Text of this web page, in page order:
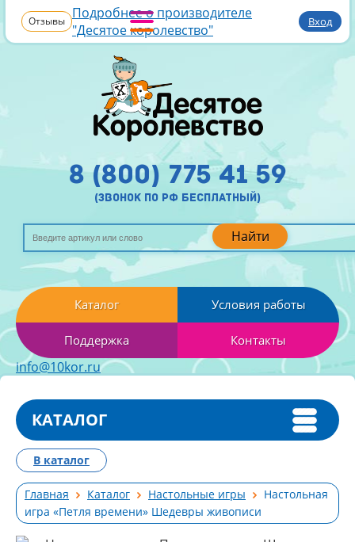
Отзывы Подробнее о производителе
"Десятое королевство"
Вход
Найти
8 (800) 775 41 59
(звонок по рф бесплатный)
Каталог Условия работы
Поддержка Контакты
info@10kor.ru
КАТАЛОГ
Главная Каталог Настольные игры
Настольная
игра «Петля времени» Шедевры живописи
В каталог